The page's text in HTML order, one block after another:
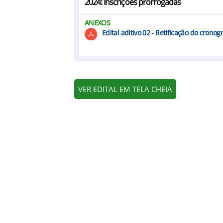
ANEXOS
Edital aditivo 02 - Retificação do
VER EDITAL EM TELA CHEIA